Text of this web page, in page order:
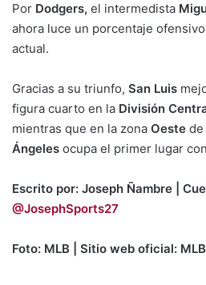
Por Dodgers, el intermedista
ahora luce un porcentaje
actual.
Gracias a su triunfo, San Luis
figura cuarto en la División
mientras que en la zona Oeste
Ángeles ocupa el primer lugar
Escrito por: Joseph Ñambre |
@JosephSports27
Foto: MLB | Sitio web oficial: